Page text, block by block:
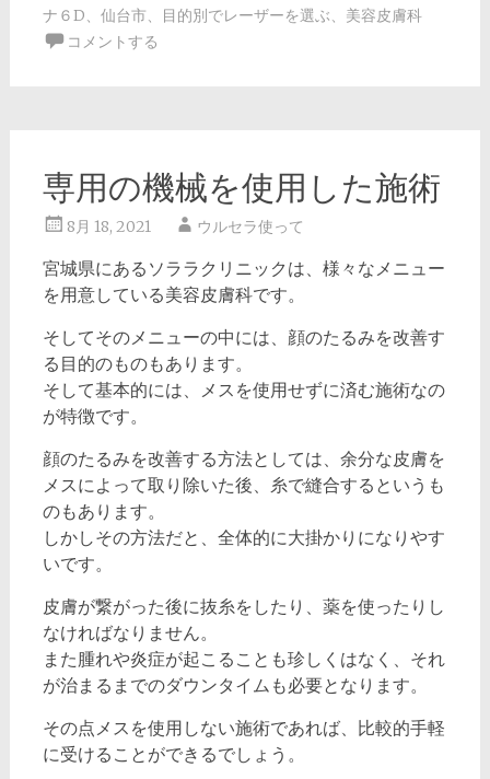
ナ６D、 仙台市、 目的別でレーザーを選ぶ、 美容皮膚科
コメントする
専用の機械を使用した施術
8月 18, 2021 ウルセラ使って
宮城県にあるソララクリニックは、様々なメニュー
を用意している美容皮膚科です。
そしてそのメニューの中には、顔のたるみを改善す
る目的のものもあります。
そして基本的には、メスを使用せずに済む施術なの
が特徴です。
顔のたるみを改善する方法としては、余分な皮膚を
メスによって取り除いた後、糸で縫合するというも
のもあります。
しかしその方法だと、全体的に大掛かりになりやす
いです。
皮膚が繋がった後に抜糸をしたり、薬を使ったりし
なければなりません。
また腫れや炎症が起こることも珍しくはなく、それ
が治まるまでのダウンタイムも必要となります。
その点メスを使用しない施術であれば、比較的手軽
に受けることができるでしょう。